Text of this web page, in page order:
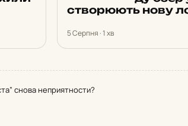
створюють нову
5 Серпня · 1 хв
снова неприятности?